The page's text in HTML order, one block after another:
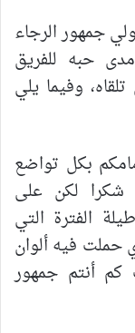
جمهور الرجاء
حبه للفريق
وفيما يلي
بكل تواضع
لكن على
الفترة التي
حملت فيه ألوان
كم أنتم جمهور